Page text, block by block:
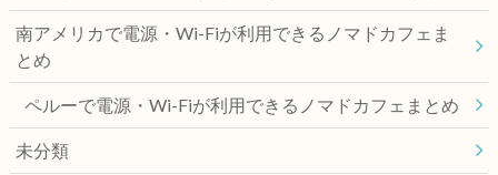
南アメリカで電源・Wi-Fiが利用できるノマドカフェま
とめ
ペルーで電源・Wi-Fiが利用できるノマドカフェまとめ
未分類